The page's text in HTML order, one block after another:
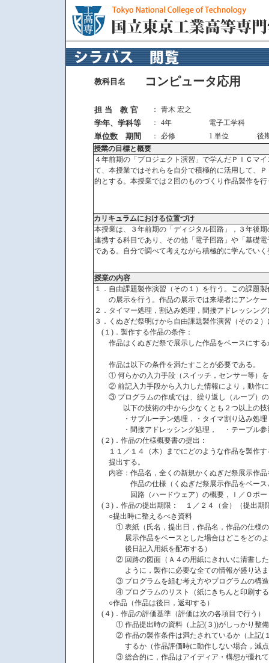
教科目名 コンピュータ応用
担 当 教 官 ： 青木 宏之
学年、学科等 ： 4年 電子工学科
単位数 期間 ： 必修 1 単位
後
授業の目標と概要
４年前期の「プロジェクト演習」で学んだＰＩＣマ
て、本授業ではそれらを自分で積極的に活用して、
的とする。本授業では２回のものづくり作品製作を行
カリキュラムにおける位置づけ
本授業は、３年前期の「ディジタル回路」，３年後
連携する科目であり、その他「電子回路」や「基礎
である。自分で調べて考えながら積極的に学んでい
授業の内容
１．自由課題製作演習（その１）を行う。この課題
の展示を行う。作品の展示では来場者にアンケー
２．タイマー処理，割込み処理，間接アドレッシン
３．くぬぎだ祭明けから自由課題製作演習（その２
(１)．製作する作品の条件：
作品はくぬぎだ祭で展示した作品をベースにする
作品は以下の条件を満たすことが必要である。
① 何らかの入力手段（スイッチ，センサー等）を
② 前記入力手段から入力した情報により，動作に
③ プログラムの作成では、繰り返し（ループ）の
以下の技術の中から少なくとも２つ以上の技
・サブルーチン処理，・タイマ割り込み処理，
・間接アドレッシング処理， ・テーブル参
(２)．作品の仕様概要書の提出：
１１／１４（木）までにどのような作品を製作す
提出する。
内容：作品名，全くの新規かくぬぎだ祭展示作品
作品の仕様（くぬぎだ祭展示作品をベースと
回路（ハードウェア）の概要，Ｉ／Ｏポー
(３)．作品の提出期限： １／２４（金）（提出期
○提出時に整えるべき資料
① 表紙（氏名，提出日，作品名，作品の仕様の
展示作品をベースとした場合はどこをどのよ
後日記入用紙を配布する）
② 回路の図面（Ａ４の用紙にきれいに清書した
ように，製作に必要な全ての情報が盛り込ま
③ プログラムを組む考え方やプログラムの構造
④ プログラムのリスト（紙にきちんと印刷する
○作品（作品は後日，返却する）
(４)．作品の評価基準（評価は次の各項目で行う）
① 作品提出時の資料（上記(３))がしっかり整備
② 作品の製作条件は満たされているか（上記(１)
するか（作品評価時に動作しない場合，減点
③ 総合的に，作品はアイディア・構想が優れて